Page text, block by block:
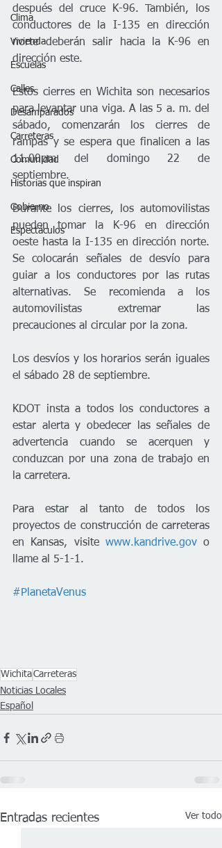
Clima
Vivienda
Escuelas
Calles
Desamparados
Carreteras
Comunidad
Historias que inspiran
Gobierno
Espectáculos
después del cruce K-96. También, los
conductores de la I-135 en dirección
norte deberán salir hacia la K-96 en
dirección este.
Estos cierres en Wichita son necesarios
para levantar una viga. A las 5 a. m. del
sábado, comenzarán los cierres de
rampas y se espera que finalicen a las
11.00pm del domingo 22 de
septiembre.
Durante los cierres, los automovilistas
pueden tomar la K-96 en dirección
oeste hasta la I-135 en dirección norte.
Se colocarán señales de desvío para
guiar a los conductores por las rutas
alternativas. Se recomienda a los
automovilistas extremar las
precauciones al circular por la zona.
Los desvíos y los horarios serán iguales
el sábado 28 de septiembre.
KDOT insta a todos los conductores a
estar alerta y obedecer las señales de
advertencia cuando se acerquen y
conduzcan por una zona de trabajo en
la carretera.
Para estar al tanto de todos los
proyectos de construcción de carreteras
en Kansas, visite www.kandrive.gov o
llame al 5-1-1.
#PlanetaVenus
WichitaCarreteras
Noticias Locales
Español
Entradas recientes Ver todo